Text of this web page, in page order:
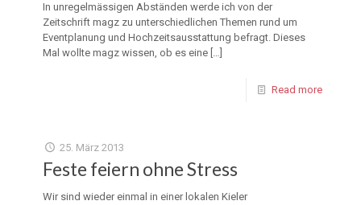
In unregelmässigen Abständen werde ich von der
Zeitschrift magz zu unterschiedlichen Themen rund um
Eventplanung und Hochzeitsausstattung befragt. Dieses
Mal wollte magz wissen, ob es eine […]
Read more
25. März 2013
Feste feiern ohne Stress
Wir sind wieder einmal in einer lokalen Kieler